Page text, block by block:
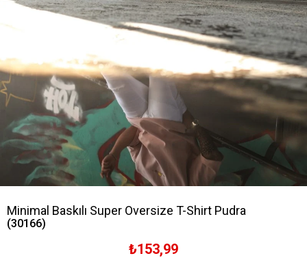
Minimal Baskılı Super Oversize T-Shirt Pudra
(30166)
₺153,99